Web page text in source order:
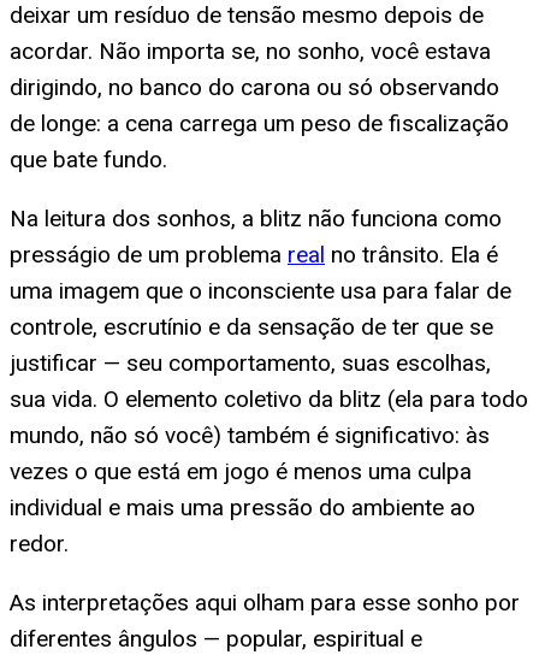
deixar um resíduo de tensão mesmo depois de
acordar. Não importa se, no sonho, você estava
dirigindo, no banco do carona ou só observando
de longe: a cena carrega um peso de fiscalização
que bate fundo.
Na leitura dos sonhos, a blitz não funciona como
presságio de um problema real no trânsito. Ela é
uma imagem que o inconsciente usa para falar de
controle, escrutínio e da sensação de ter que se
justificar — seu comportamento, suas escolhas,
sua vida. O elemento coletivo da blitz (ela para todo
mundo, não só você) também é significativo: às
vezes o que está em jogo é menos uma culpa
individual e mais uma pressão do ambiente ao
redor.
As interpretações aqui olham para esse sonho por
diferentes ângulos — popular, espiritual e